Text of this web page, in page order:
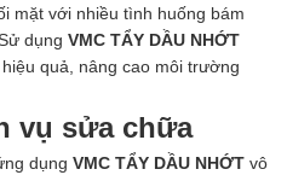
mặt với nhiều tình huống bám
dụng VMC TẨY DẦU NHỚT
quả, nâng cao môi trường
vụ sửa chữa
dụng VMC TẨY DẦU NHỚT vô